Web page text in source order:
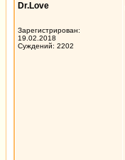
Dr.Love
Зарегистрирован:
19.02.2018
Суждений: 2202